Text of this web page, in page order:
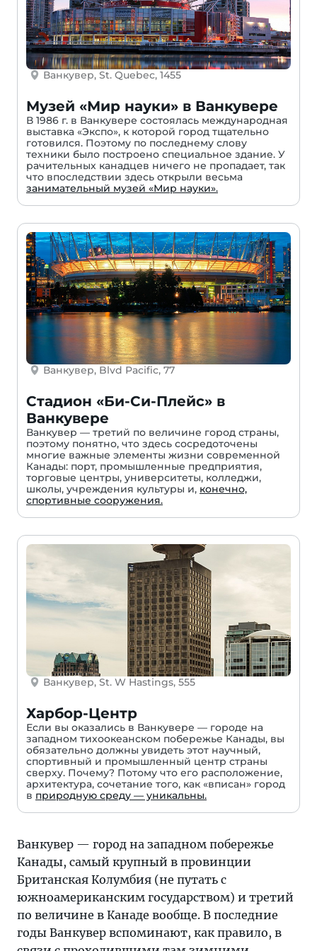
Ванкувер, St. Quebec, 1455
Музей «Мир науки» в Ванкувере
В 1986 г. в Ванкувере состоялась международная
выставка «Экспо», к которой город тщательно
готовился. Поэтому по последнему слову
техники было построено специальное здание. У
рачительных канадцев ничего не пропадает, так
что впоследствии здесь открыли весьма
занимательный музей «Мир науки».
Ванкувер, Blvd Pacific, 77
Стадион «Би-Си-Плейс» в
Ванкувере
Ванкувер — третий по величине город страны,
поэтому понятно, что здесь сосредоточены
многие важные элементы жизни современной
Канады: порт, промышленные предприятия,
торговые центры, университеты, колледжи,
школы, учреждения культуры и, конечно,
спортивные сооружения.
Ванкувер, St. W Hastings, 555
Харбор-Центр
Если вы оказались в Ванкувере — городе на
западном тихоокеанском побережье Канады, вы
обязательно должны увидеть этот научный,
спортивный и промышленный центр страны
сверху. Почему? Потому что его расположение,
архитектура, сочетание того, как «вписан» город
в природную среду — уникальны.
Ванкувер — город на западном побережье
Канады, самый крупный в провинции
Британская Колумбия (не путать с
южноамериканским государством) и третий
по величине в Канаде вообще. В последние
годы Ванкувер вспоминают, как правило, в